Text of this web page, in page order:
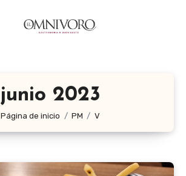
junio 2023
Página de inicio PM V